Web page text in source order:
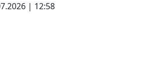
| 12:58